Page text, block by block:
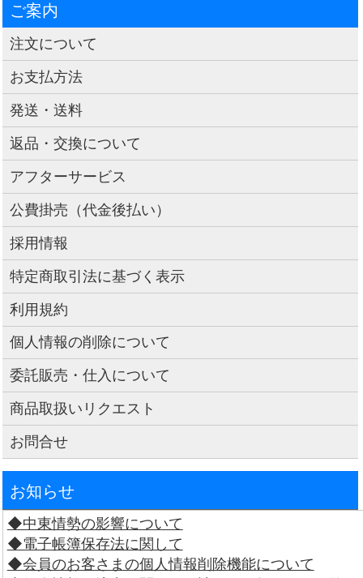
ご案内
注文について
お支払方法
発送・送料
返品・交換について
アフターサービス
公費掛売（代金後払い）
採用情報
特定商取引法に基づく表示
利用規約
個人情報の削除について
委託販売・仕入について
商品取扱いリクエスト
お問合せ
お知らせ
◆中東情勢の影響について
◆電子帳簿保存法に関して
◆会員のお客さまの個人情報削除機能について